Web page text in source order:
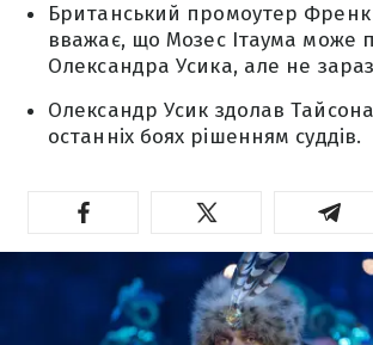
Британський промоутер
вважає, що Мозес Ітаума може
Олександра Усика, але не
Олександр Усик здолав
останніх боях рішенням суддів.